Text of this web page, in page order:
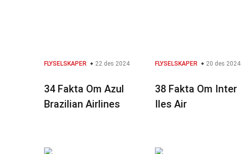
FLYSELSKAPER 22 des 2024
34 Fakta Om Azul
Brazilian Airlines
FLYSELSKAPER 20 des 2024
38 Fakta Om Inter
Iles Air